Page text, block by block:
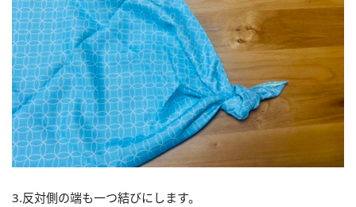
3.反対側の端も一つ結びにします。